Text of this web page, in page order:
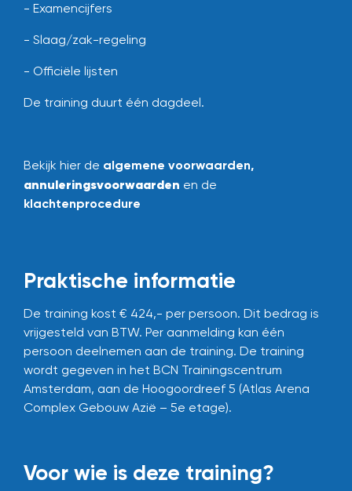
- Examencijfers
- Slaag/zak-regeling
- Officiële lijsten
De training duurt één dagdeel.
Bekijk hier de algemene voorwaarden,
annuleringsvoorwaarden en de
klachtenprocedure
Praktische informatie
De training kost € 424,- per persoon. Dit bedrag is
vrijgesteld van BTW. Per aanmelding kan één
persoon deelnemen aan de training. De training
wordt gegeven in het BCN Trainingscentrum
Amsterdam, aan de Hoogoordreef 5 (Atlas Arena
Complex Gebouw Azië – 5e etage).
Voor wie is deze training?